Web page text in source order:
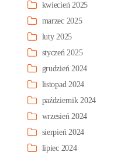
kwiecień 2025
marzec 2025
luty 2025
styczeń 2025
grudzień 2024
listopad 2024
październik 2024
wrzesień 2024
sierpień 2024
lipiec 2024